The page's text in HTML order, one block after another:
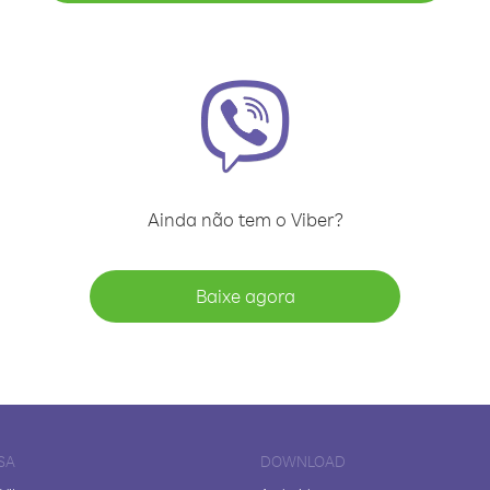
Ainda não tem o Viber?
Baixe agora
DOWNLOAD